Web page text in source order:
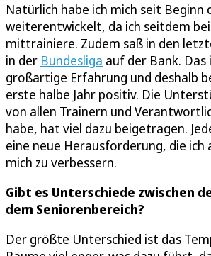
Natürlich habe ich mich seit Beginn
weiterentwickelt, da ich seitdem
mittrainiere. Zudem saß in den
in der Bundesliga auf der Bank. Das
großartige Erfahrung und deshalb
erste halbe Jahr positiv. Die
von allen Trainern und
habe, hat viel dazu beigetragen.
eine neue Herausforderung, die ich
mich zu verbessern.
Gibt es Unterschiede zwischen
dem Seniorenbereich?
Der größte Unterschied ist das